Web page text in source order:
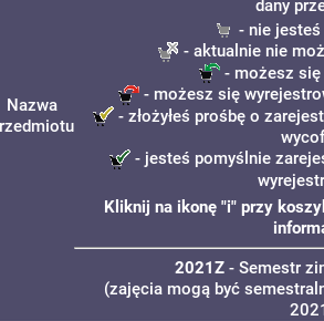
Nazwa
dany
- nie
- aktualnie nie
- możesz się
- możesz się
- złożyłeś prośbę o
- jesteś pomyślnie
Kliknij na ikonę "i" przy
2021Z - Semestr
(zajęcia mogą być